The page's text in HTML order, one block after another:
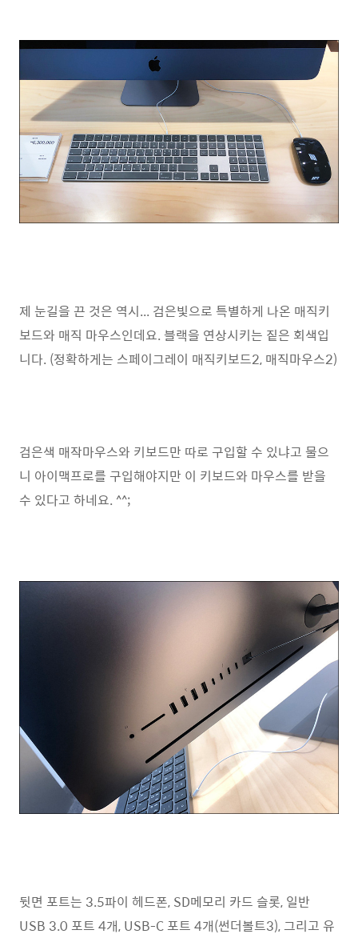
제 눈길을 끈 것은 역시... 검은빛으로 특별하게 나온 매직키
보드와 매직 마우스인데요. 블랙을 연상시키는 짙은 회색입
니다. (정확하게는 스페이그레이 매직키보드2, 매직마우스2)
검은색 매작마우스와 키보드만 따로 구입할 수 있냐고 물으
니 아이맥프로를 구입해야지만 이 키보드와 마우스를 받을
수 있다고 하네요. ^^;
뒷면 포트는 3.5파이 헤드폰, SD메모리 카드 슬롯, 일반
USB 3.0 포트 4개, USB-C 포트 4개(썬더볼트3), 그리고 유